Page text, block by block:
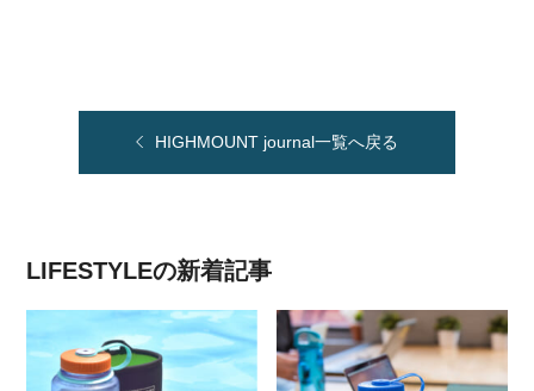
HIGHMOUNT journal一覧へ戻る
LIFESTYLEの新着記事